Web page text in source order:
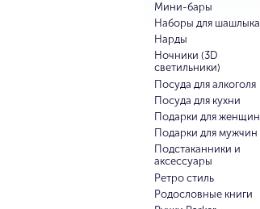
Мини-бары
Наборы для шашлыка
Нарды
Ночники (3D
светильники)
Посуда для алкоголя
Посуда для кухни
Подарки для женщин
Подарки для мужчин
Подстаканники и
аксессуары
Ретро стиль
Родословные книги